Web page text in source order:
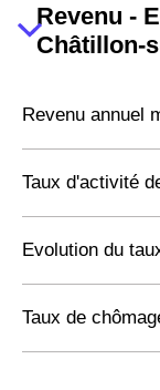
Revenu -
Châtillon-
Revenu annuel
Taux d'activité
Evolution du
Taux de